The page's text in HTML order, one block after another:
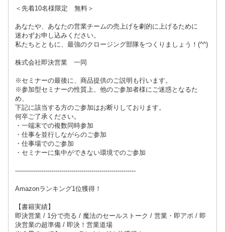
＜先着10名様限定 無料＞
あなたや、あなたの営業チームの売上げを劇的に上げるために
迷わずお申し込みください。
私たちとともに、最強のクロージング部隊をつくりましょう！(^^)
株式会社即決営業 一同
※セミナーの最後に、商品提供のご説明も行います。
※参加型セミナーの性質上、他のご参加者様にご迷惑となるた
め、
下記に該当する方のご参加はお断りしております。
何卒ご了承ください。
・一端末での複数同時参加
・仕事を並行しながらのご参加
・仕事場でのご参加
・セミナーに集中ができない環境でのご参加
------------------------------------------------------------
Amazonランキング1位獲得！
【書籍実績】
即決営業 / 1分で売る / 魔法のセールストーク / 営業・即アポ / 即
決営業の超準備 / 即決！営業道場